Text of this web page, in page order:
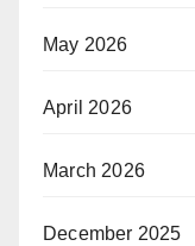
May 2026
April 2026
March 2026
December 2025